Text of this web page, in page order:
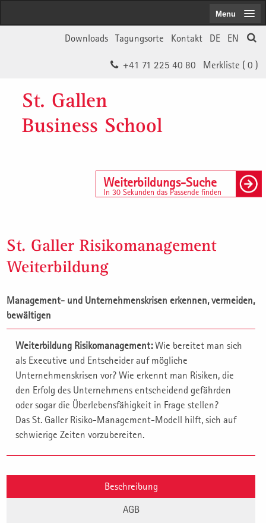
EN
DE
Kontakt
Tagungsorte
Downloads
Merkliste ( 0 )
+41 71 225 40 80
St. Gallen
Business School
Weiterbildungs-Suche
In 30 Sekunden das Passende finden
Menu
St. Galler Risikomanagement
Weiterbildung
Management- und Unternehmenskrisen erkennen, vermeiden,
bewältigen
Weiterbildung Risikomanagement:Wie bereitet man sich
als Executive und Entscheider auf mögliche
Unternehmenskrisen vor? Wie erkennt man Risiken, die
den Erfolg des Unternehmens entscheidend gefährden
oder sogar die Überlebensfähigkeit in Frage stellen?
Das St. Galler Risiko-Management-Modell hilft, sich auf
schwierige Zeiten vorzubereiten.
Beschreibung
AGB